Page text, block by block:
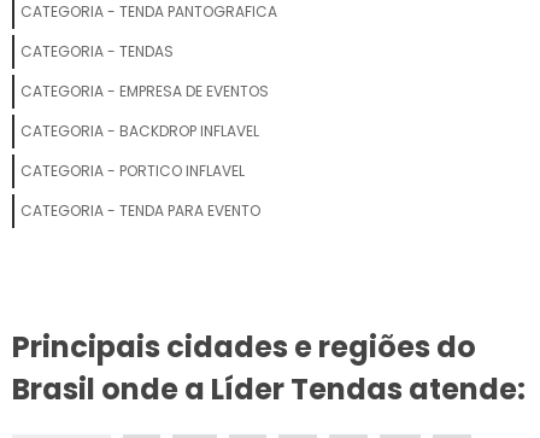
TENDA INFLAVEL COMPRAR
TENDAS GIGANTES INFLAVEL PERSONALIZADO PONTO DE VENDA
TENDA INFLAVEL PERSONALIZADO PONTO DE VENDA
ALUGUEL DE TENDAS PARA FESTAS PRECO
CATEGORIA - TENDA PANTOGRAFICA
CATEGORIA - TENDAS
CATEGORIA - EMPRESA DE EVENTOS
CATEGORIA - BACKDROP INFLAVEL
CATEGORIA - PORTICO INFLAVEL
CATEGORIA - TENDA PARA EVENTO
Principais cidades e regiões do
Brasil onde a Líder Tendas atende: